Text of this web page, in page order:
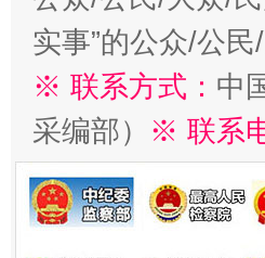
实事”的公众/公
※ 联系方式： 中
采编部） ※ 联系